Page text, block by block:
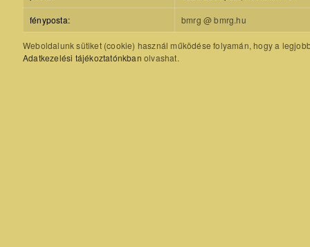
fényposta: bmrg @ bmrg.hu
Weboldalunk sütiket (cookie) használ működése folyamán, hogy a
Adatkezelési tájékoztatónkban olvashat.